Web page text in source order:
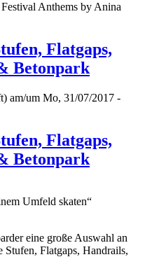
Anthems by Anina
Flatgaps,
Betonpark
am/um Mo, 31/07/2017 -
Flatgaps,
Betonpark
Umfeld skaten“
eine große Auswahl an
Stufen, Flatgaps, Handrails,